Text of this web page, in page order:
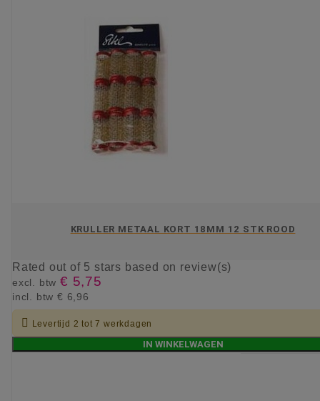
KRULLER METAAL KORT 18MM 12 STK ROOD
Rated out of 5 stars based on review(s)
excl. btw € 5,75
incl. btw € 6,96
 Levertijd 2 tot 7 werkdagen
IN WINKELWAGEN